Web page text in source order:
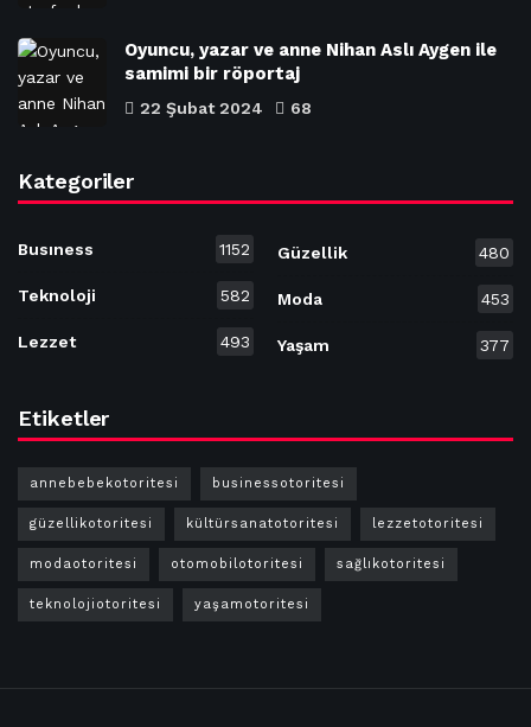
Oyuncu, yazar ve anne Nihan Aslı Aygen ile
samimi bir röportaj
22 Şubat 2024 68
Kategoriler
Busıness 1152
Teknoloji 582
Lezzet 493
Güzellik 480
Moda 453
Yaşam 377
Etiketler
annebebekotoritesi businessotoritesi
güzellikotoritesi kültürsanatotoritesi lezzetotoritesi
modaotoritesi otomobilotoritesi sağlıkotoritesi
teknolojiotoritesi yaşamotoritesi